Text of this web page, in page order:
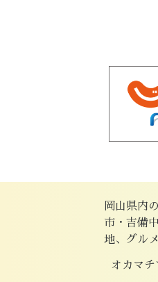
岡山県内
市・吉備
地、グル
オカマ